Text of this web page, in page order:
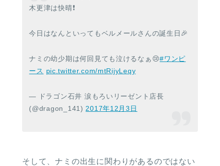
木更津は快晴❗
今日はなんといってもベルメールさんの誕生日🎉
ナミの幼少期は何回見ても泣けるなぁ😢#ワンピ
ース pic.twitter.com/mtRijyLeqy
— ドラゴン石井 涙もろいリーゼント店長
(@dragon_141)2017年12月3日
そして、ナミの出生に関わりがあるのではない